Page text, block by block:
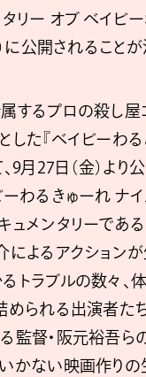
タリー オブ ベイビ
に公開されることが
するプロの殺し屋
した『ベイビーわる
9月27日（金）より
ーわるきゅーれ ナ
ュメンタリーである
によるアクション
トラブルの数々、
められる出演者た
監督・阪元裕吾ら
かない映画作りの